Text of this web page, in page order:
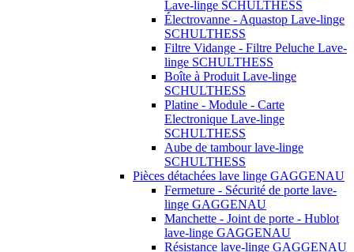
Lave-linge SCHULTHESS
Électrovanne - Aquastop Lave-linge
SCHULTHESS
Filtre Vidange - Filtre Peluche Lave-
linge SCHULTHESS
Boîte à Produit Lave-linge
SCHULTHESS
Platine - Module - Carte
Electronique Lave-linge
SCHULTHESS
Aube de tambour lave-linge
SCHULTHESS
Pièces détachées lave linge GAGGENAU
Fermeture - Sécurité de porte lave-
linge GAGGENAU
Manchette - Joint de porte - Hublot
lave-linge GAGGENAU
Résistance lave-linge GAGGENAU